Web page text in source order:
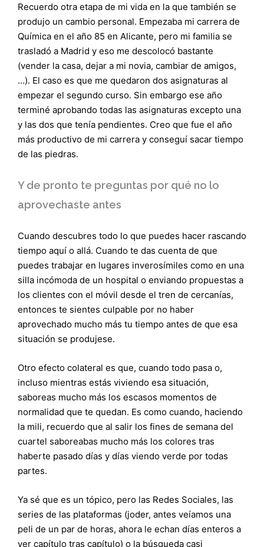
Recuerdo otra etapa de mi vida en la que también se
produjo un cambio personal. Empezaba mi carrera de
Química en el año 85 en Alicante, pero mi familia se
trasladó a Madrid y eso me descolocó bastante
(vender la casa, dejar a mi novia, cambiar de amigos,
…). El caso es que me quedaron dos asignaturas al
empezar el segundo curso. Sin embargo ese año
terminé aprobando todas las asignaturas excepto una
y las dos que tenía pendientes. Creo que fue el año
más productivo de mi carrera y conseguí sacar tiempo
de las piedras.
Y de pronto te preguntas por qué no lo
aprovechaste antes
Cuando descubres todo lo que puedes hacer rascando
tiempo aquí o allá. Cuando te das cuenta de que
puedes trabajar en lugares inverosímiles como en una
silla incómoda de un hospital o enviando propuestas a
los clientes con el móvil desde el tren de cercanías,
entonces te sientes culpable por no haber
aprovechado mucho más tu tiempo antes de que esa
situación se produjese.
Otro efecto colateral es que, cuando todo pasa o,
incluso mientras estás viviendo esa situación,
saboreas mucho más los escasos momentos de
normalidad que te quedan. Es como cuando, haciendo
la mili, recuerdo que al salir los fines de semana del
cuartel saboreabas mucho más los colores tras
haberte pasado días y días viendo verde por todas
partes.
Ya sé que es un tópico, pero las Redes Sociales, las
series de las plataformas (joder, antes veíamos una
peli de un par de horas, ahora le echan días enteros a
ver capítulo tras capítulo) o la búsqueda casi